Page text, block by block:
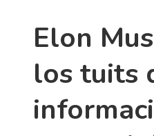
Elon
los tuits